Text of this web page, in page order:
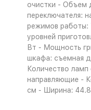
очистки - Объем
переключателя:
режимов работы:
уровней
Вт - Мощность
шкафа: съемная
Количество
направляющие -
см - Ширина: 44.8